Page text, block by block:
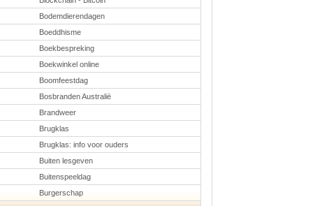
Bodemdierendagen
Boeddhisme
Boekbespreking
Boekwinkel online
Boomfeestdag
Bosbranden Australië
Brandweer
Brugklas
Brugklas: info voor ouders
Buiten lesgeven
Buitenspeeldag
Burgerschap